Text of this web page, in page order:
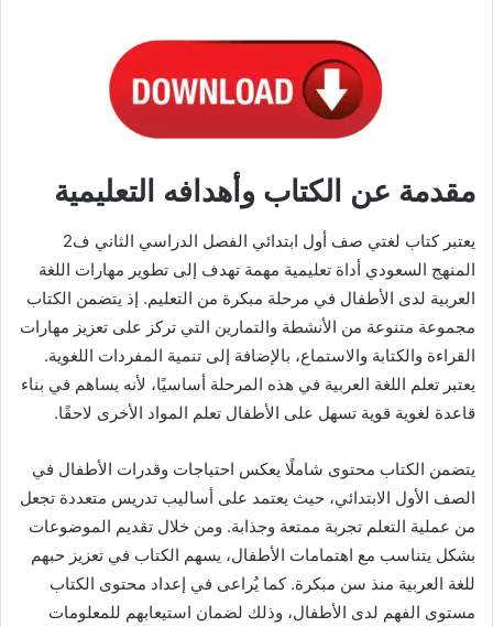
مقدمة عن الكتاب وأهدافه التعليمية
يعتبر كتاب لغتي صف أول ابتدائي الفصل الدراسي الثاني ف2
المنهج السعودي أداة تعليمية مهمة تهدف إلى تطوير مهارات اللغة
العربية لدى الأطفال في مرحلة مبكرة من التعليم. إذ يتضمن الكتاب
مجموعة متنوعة من الأنشطة والتمارين التي تركز على تعزيز مهارات
القراءة والكتابة والاستماع، بالإضافة إلى تنمية المفردات اللغوية.
يعتبر تعلم اللغة العربية في هذه المرحلة أساسيًا، لأنه يساهم في بناء
قاعدة لغوية قوية تسهل على الأطفال تعلم المواد الأخرى لاحقًا.
يتضمن الكتاب محتوى شاملًا يعكس احتياجات وقدرات الأطفال في
الصف الأول الابتدائي، حيث يعتمد على أساليب تدريس متعددة تجعل
من عملية التعلم تجربة ممتعة وجذابة. ومن خلال تقديم الموضوعات
بشكل يتناسب مع اهتمامات الأطفال، يسهم الكتاب في تعزيز حبهم
للغة العربية منذ سن مبكرة. كما يُراعى في إعداد محتوى الكتاب
مستوى الفهم لدى الأطفال، وذلك لضمان استيعابهم للمعلومات